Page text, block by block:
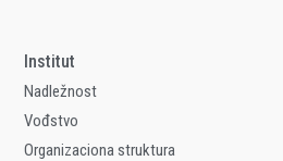
Institut
Nadležnost
Vođstvo
Organizaciona struktura